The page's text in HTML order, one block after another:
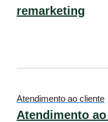
remarketing
Atendimento ao cliente
Atendimento